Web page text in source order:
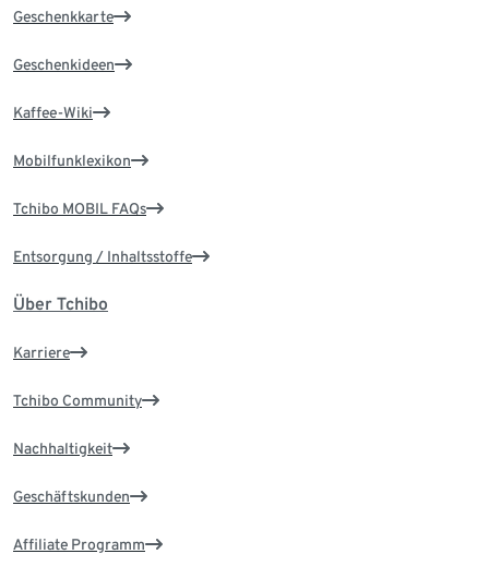
Geschenkkarte
Geschenkideen
Kaffee-Wiki
Mobilfunklexikon
Tchibo MOBIL FAQs
Entsorgung / Inhaltsstoffe
Über Tchibo
Karriere
Tchibo Community
Nachhaltigkeit
Geschäftskunden
Affiliate Programm